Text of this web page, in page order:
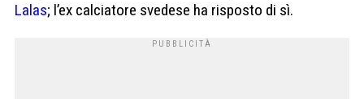
Lalas; l’ex calciatore svedese ha risposto di sì.